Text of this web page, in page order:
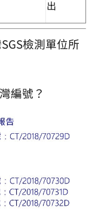
出
檢測單位所
編號？